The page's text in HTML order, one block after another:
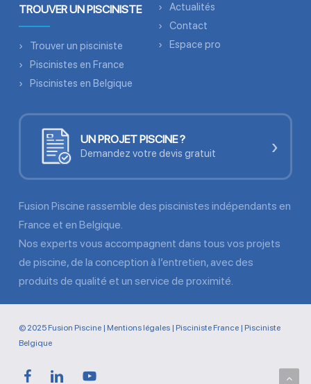
TROUVER UN PISCINISTE
Trouver un pisciniste
Piscinistes en France
Piscinistes en Belgique
Actualités
Contact
Espace pro
UN PROJET PISCINE ?
Demandez votre devis gratuit ›
Fusion Piscine rassemble des piscinistes indépendants en
France et en Belgique.
Nos experts vous accompagnent dans tous vos projets
de piscine, de la conception à l’entretien, avec des
produits de qualité et un service de proximité.
© 2025 Fusion Piscine | Mentions légales| Pisciniste France| Pisciniste
Belgique
facebooklinkedin youtube